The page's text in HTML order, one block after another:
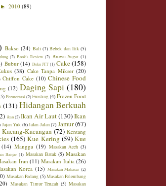
► 2010 (89)
Bakso (24) Bali (7) Bebek dan Itik (5)
(2) Book's Review (2) Brown Sugar (7)
Bubur (14) Buku JTT (1) Cake(158)
(38) Cake Tanpa Mikser (20)
Chiffon Cake (10) Chinese Food
(12) Daging Sapi (180)
Fermentasi (2) Frosting (4) Frozen Food
(131) Hidangan Berkuah
ikan (2) Ikan Air Laut(130)Ikan
Jajan Yuk (6)Jalan-Jalan(7) Jamur(67)
Kacang-Kacangan (72) Kentang
(165) Kue Kering (59) Kue
(14) Mangga (19) Masakan Aceh (3)
Banjar (1) Masakan Batak (5) Masakan
Iran (11) Masakan Italia (26)
Korea (15) Masakan Makasar (2)
Masakan Padang (5)Masakan Palembang
Masakan Timur Tengah (5) Masakan